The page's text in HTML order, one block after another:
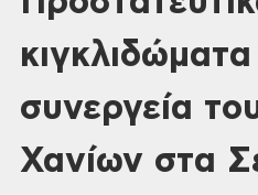
συνεργεία
Χανίων στα